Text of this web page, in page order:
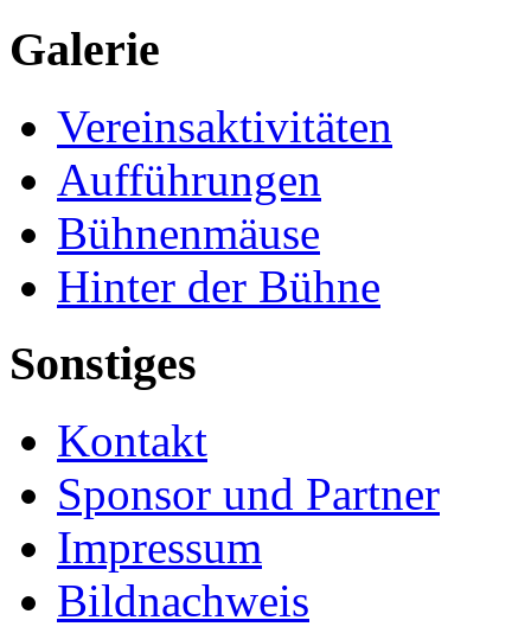
Galerie
Vereinsaktivitäten
Aufführungen
Bühnenmäuse
Hinter der Bühne
Sonstiges
Kontakt
Sponsor und Partner
Impressum
Bildnachweis